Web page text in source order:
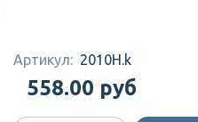
Артикул: 2010H.k
558.00 руб